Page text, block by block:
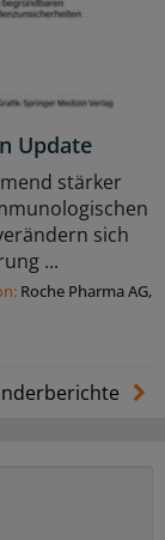
Update
stärker
sich
...
Roche Pharma AG,